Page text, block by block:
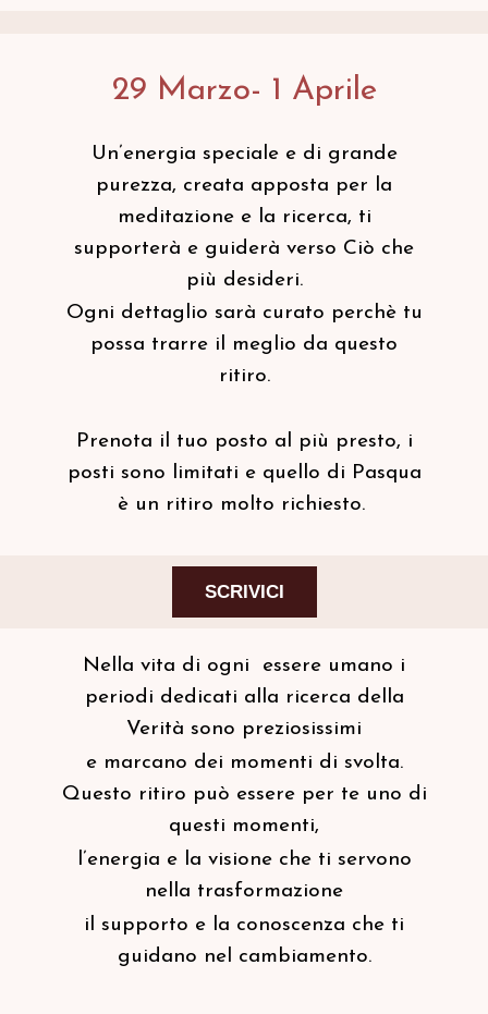
29 Marzo- 1 Aprile
Un’energia speciale e di grande
purezza, creata apposta per la
meditazione e la ricerca, ti
supporterà e guiderà verso Ciò che
più desideri.
Ogni dettaglio sarà curato perchè tu
possa trarre il meglio da questo
ritiro.
Prenota il tuo posto al più presto, i
posti sono limitati e quello di Pasqua
è un ritiro molto richiesto.
SCRIVICI
Nella vita di ogni essere umano i
periodi dedicati alla ricerca della
Verità sono preziosissimi
e marcano dei momenti di svolta.
Questo ritiro può essere per te uno di
questi momenti,
l’energia e la visione che ti servono
nella trasformazione
il supporto e la conoscenza che ti
guidano nel cambiamento.